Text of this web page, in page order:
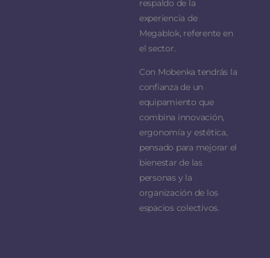
respaldo de la
experiencia de
Megablok, referente en
el sector.
Con Mobenka tendrás la
confianza de un
equipamiento que
combina innovación,
ergonomía y estética,
pensado para mejorar el
bienestar de las
personas y la
organización de los
espacios colectivos.